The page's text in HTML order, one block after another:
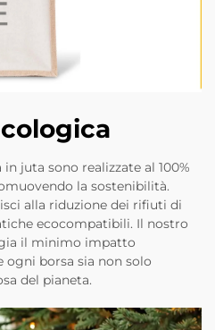
juta sono realizzate al 100%
la sostenibilità.
alla riduzione dei rifiuti di
ecocompatibili. Il nostro
il minimo impatto
ogni borsa sia non solo
del pianeta.